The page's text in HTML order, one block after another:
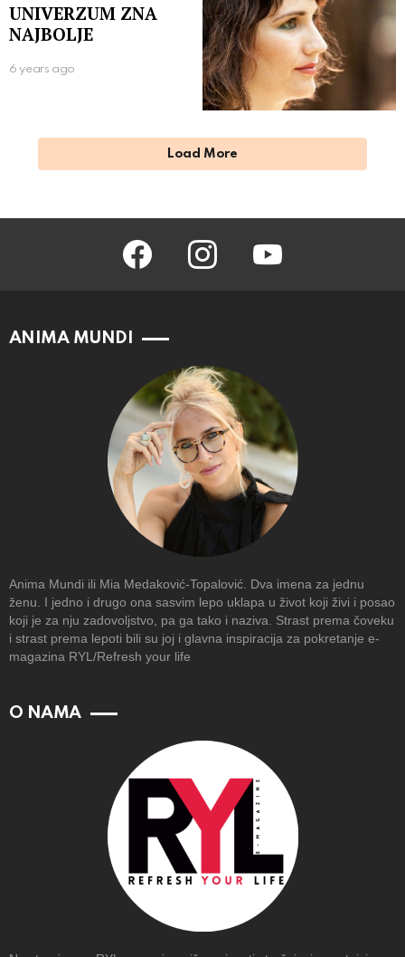
UNIVERZUM ZNA
NAJBOLJE
6 years ago
Load More
facebook instagram
ANIMA MUNDI
Anima Mundi ili Mia Medaković-Topalović. Dva imena za jednu
ženu. I jedno i drugo ona sasvim lepo uklapa u život koji živi i posao
koji je za nju zadovoljstvo, pa ga tako i naziva. Strast prema čoveku
i strast prema lepoti bili su joj i glavna inspiracija za pokretanje e-
magazina RYL/Refresh your life
O NAMA